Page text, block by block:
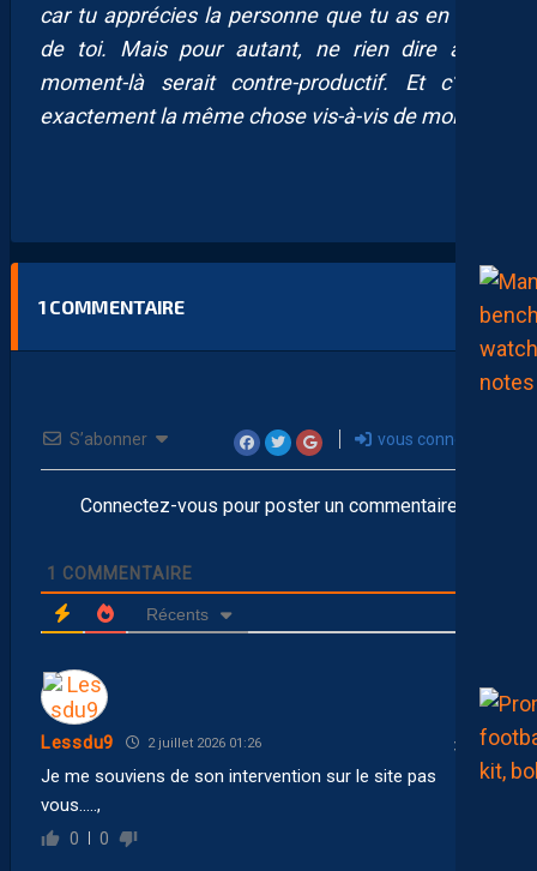
car tu apprécies la personne que tu as en face
de toi. Mais pour autant, ne rien dire à ce
moment-là serait contre-productif. Et c’était
exactement la même chose vis-à-vis de moi.”
1 COMMENTAIRE
S’abonner vous connecter
Connectez-vous pour poster un commentaire
1 COMMENTAIRE
Récents
Lessdu9 2 juillet 2026 01:26
Je me souviens de son intervention sur le site pas
vous…..,
0 0